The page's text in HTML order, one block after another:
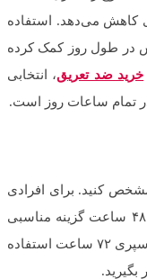
کاهش می‌دهد. استفاده
در طول روز کمک کرده
خرید ضد تعریق، انتخابی
تمام ساعات روز است.
کنید. برای افرادی
با میزان تعریق متوسط، اسپری با ماندگاری ۴۸ ساعت گزینه مناسبی
است. افرادی با تعریق‌های زیاد بهتر است از اسپری ۷۲ ساعت استفاده